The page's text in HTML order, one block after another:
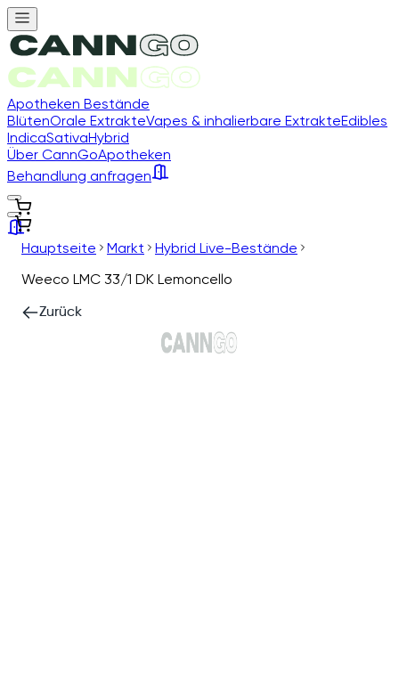
Apotheken Bestände
BlütenOrale ExtrakteVapes & inhalierbare ExtrakteEdibles
IndicaSativaHybrid
Über CannGoApotheken
Behandlung anfragen
Hauptseite Markt
Hybrid Live-Bestände
Weeco LMC 33/1 DK Lemoncello
Zurück